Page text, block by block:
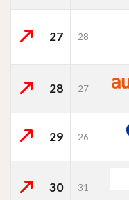
27
28
28
27
29 26
30
31